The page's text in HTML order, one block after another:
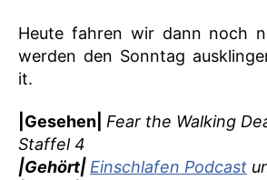
Heute fahren wir dann noch
werden den Sonntag
it.
|Gesehen| Fear the Walking
Staffel 4
|Gehört| Einschlafen Podcast